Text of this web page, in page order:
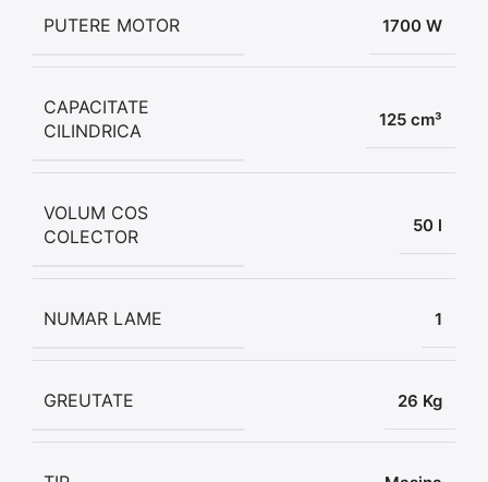
PUTERE MOTOR 1700 W
CAPACITATE
CILINDRICA
125 cm³
VOLUM COS
COLECTOR
50 l
NUMAR LAME 1
GREUTATE 26 Kg